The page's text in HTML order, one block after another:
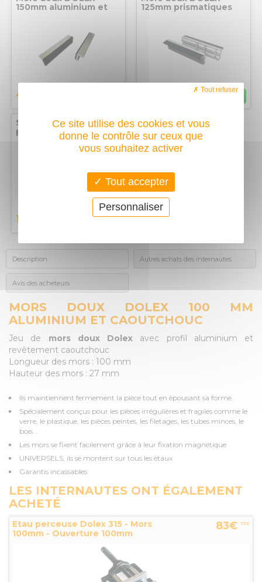
150mm aluminium et
40,70
125mm prismatiques
aluminium
Support avec
plateforme pour étau -
adaptable sur la table
de soudure Rhino Cart
159,50
Description Autres achats des internautes
Avis des acheteurs
MORS DOUX DOLEX 100 MM
ALUMINIUM ET CAOUTCHOUC
Jeu de mors doux Dolex avec profil aluminium et
revêtement caoutchouc
Longueur des mors : 100 mm
Hauteur des mors : 27 mm
Ils maintiennent fermement la pièce tout en épousant sa forme.
Spécialement conçus pour les pièces irrégulières et fragiles comme le
verre, le plastique, les pièces peintes, les filetages, les tubes minces, le
bois...
Les mors se fixent facilement grâce à leur fixation magnétique
UNIVERSELS, ils se montent sur tous les étaux
Garantis incassables
LES INTERNAUTES ONT ÉGALEMENT
ACHETÉ
Etau perceuse Dolex 315 - Mors
100mm - Ouverture 100mm
83€ TTC
Ce site utilise des cookies et vous
donne le contrôle sur ceux que
vous souhaitez activer
Tout accepter
Tout refuser
Personnaliser